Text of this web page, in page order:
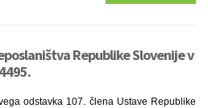
Republike Slovenije v
odstavka 107. člena Ustave Republike